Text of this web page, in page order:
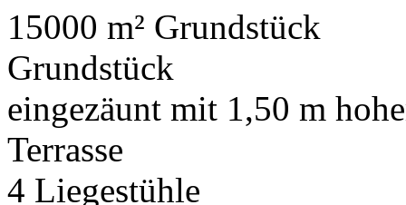
15000 m² Grundstück
Grundstück
eingezäunt mit 1,50 m
Terrasse
4 Liegestühle